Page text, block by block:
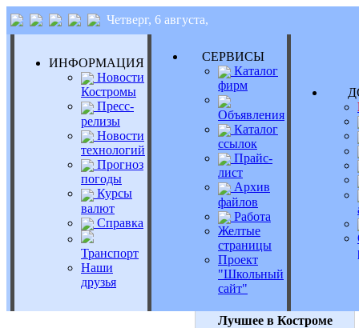
Четверг, 6 августа,
ИНФОРМАЦИЯ
Новости
Костромы
Пресс-
релизы
Новости
технологий
Прогноз
погоды
Курсы
валют
Справка
Транспорт
Наши
друзья
СЕРВИСЫ
Каталог
фирм
Объявления
Каталог
ссылок
Прайс-
лист
Архив
файлов
Работа
Желтые
страницы
Проект
"Школьный
сайт"
Лучшее в Костроме